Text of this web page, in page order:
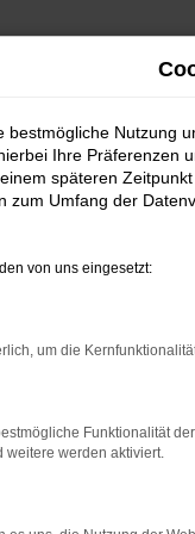
bestimmter
beheben.
auf dem
bestmögliche Nutzung
Ihre Präferenzen
späteren
zum Umfang der
von uns eingesetzt:
um die
Funktionalität
weitere werden aktiviert.